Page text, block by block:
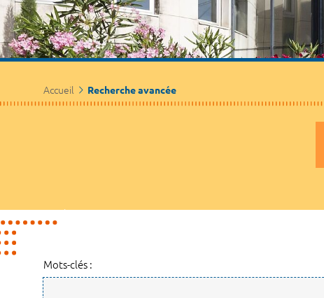
Accueil Recherche avancée
Mots-clés :